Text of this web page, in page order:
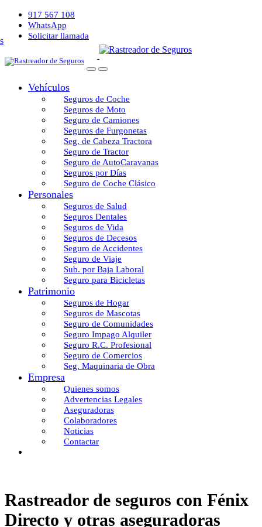
917 567 108
WhatsApp
Solicitar llamada
Vehículos
Seguros de Coche
Seguros de Moto
Seguro de Camiones
Seguros de Furgonetas
Seg. de Cabeza Tractora
Seguro de Tractor
Seguro de AutoCaravanas
Seguros por Días
Seguro de Coche Clásico
Personales
Seguros de Salud
Seguros Dentales
Seguros de Vida
Seguros de Decesos
Seguro de Accidentes
Seguro de Viaje
Sub. por Baja Laboral
Seguro para Bicicletas
Patrimonio
Seguros de Hogar
Seguros de Mascotas
Seguro de Comunidades
Seguro Impago Alquiler
Seguro R.C. Profesional
Seguro de Comercios
Seg. Maquinaria de Obra
Empresa
Quienes somos
Advertencias Legales
Aseguradoras
Colaboradores
Noticias
Contactar
Rastreador de seguros con Fénix
Directo y otras aseguradoras